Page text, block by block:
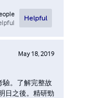
Helpful
May 18, 2019
驗。了解完整故
日之後。精研勁